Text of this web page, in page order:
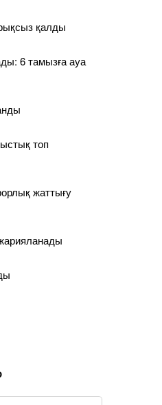
қалды
6 тамызға ауа
топ
жаттығу
жарияланады